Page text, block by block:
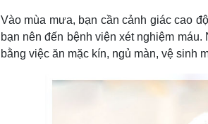
Vào mùa mưa, bạn cần cảnh giác cao
bạn nên đến bệnh viện xét nghiệm
bằng việc ăn mặc kín, ngủ màn, vệ sinh